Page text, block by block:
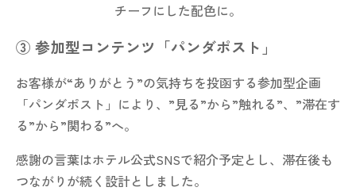
チーフにした配色に。
③ 参加型コンテンツ「パンダポスト」
お客様が“ありがとう”の気持ちを投函する参加型企画
「パンダポスト」により、”見る”から”触れる”、”滞在す
る”から”関わる”へ。
感謝の言葉はホテル公式SNSで紹介予定とし、滞在後も
つながりが続く設計としました。